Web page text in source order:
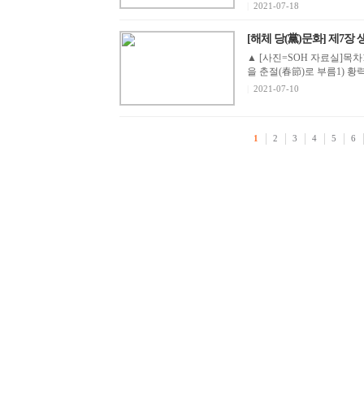
2021-07-18
[해체 당(黨)문화] 제7장
▲ [사진=SOH 자료실]목
을 춘절(春節)로 부름1) 황
2021-07-10
1 2 3 4 5 6